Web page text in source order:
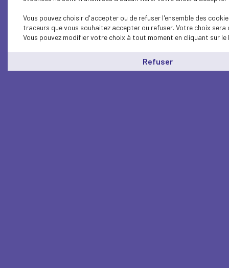
Vous pouvez choisir d'accepter ou de refuser l'ensemble des
traceurs que vous souhaitez accepter ou refuser. Votre choix
Vous pouvez modifier votre choix à tout moment en cliquant sur le
Refuser